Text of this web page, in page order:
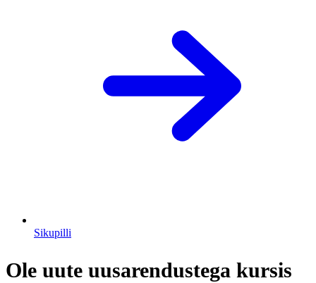
Sikupilli
Ole uute uusarendustega kursis